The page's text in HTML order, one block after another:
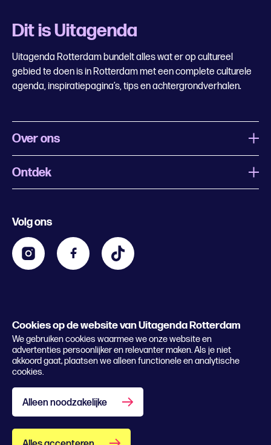
Cookies op de website van Uitagenda Rotterdam
We gebruiken cookies waarmee we onze website en
advertenties persoonlijker en relevanter maken. Als je niet
akkoord gaat, plaatsen we alleen functionele en analytische
cookies.
Alleen noodzakelijke
Dit is Uitagenda
Uitagenda Rotterdam bundelt alles wat er op cultureel
gebied te doen is in Rotterdam met een complete culturele
agenda, inspiratiepagina’s, tips en achtergrondverhalen.
Over ons
Wat is Uitagenda Rotterdam
Contact
Zakelijk
Lees het magazine
Ontdek
Kids
Volg ons
© 2026 Rotterdam Festivals